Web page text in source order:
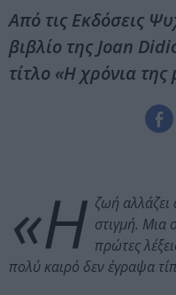
Από τις Εκδόσεις
βιβλίο της Joan
τίτλο «Η χρόνια
«Η ζωή
στιγμή. Μια
πρώτες
πολύ καιρό δεν έγραψα